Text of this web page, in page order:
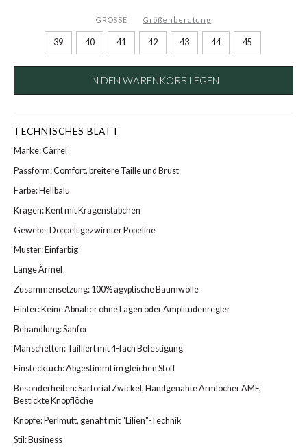
GRÖSSE Größenberatung
39 40 41 42 43 44 45
IN DEN WARENKORB LEGEN
TECHNISCHES BLATT
Marke: Càrrel
Passform: Comfort, breitere Taille und Brust
Farbe: Hellbalu
Kragen: Kent mit Kragenstäbchen
Gewebe: Doppelt gezwirnter Popeline
Muster: Einfarbig
Lange Ärmel
Zusammensetzung: 100% ägyptische Baumwolle
Hinter: Keine Abnäher ohne Lagen oder Amplitudenregler
Behandlung: Sanfor
Manschetten: Tailliert mit 4-fach Befestigung
Einstecktuch: Abgestimmt im gleichen Stoff
Besonderheiten: Sartorial Zwickel, Handgenähte Armlöcher AMF,
Bestickte Knopflöche
Knöpfe: Perlmutt, genäht mit "Lilien"-Technik
Stil: Business